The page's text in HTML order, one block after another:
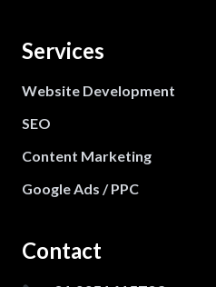
Services
Website Development
SEO
Content Marketing
Google Ads / PPC
Contact